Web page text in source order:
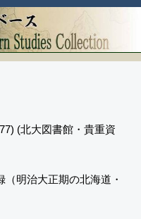
(北大図書館・貴重資
明治大正期の北海道・